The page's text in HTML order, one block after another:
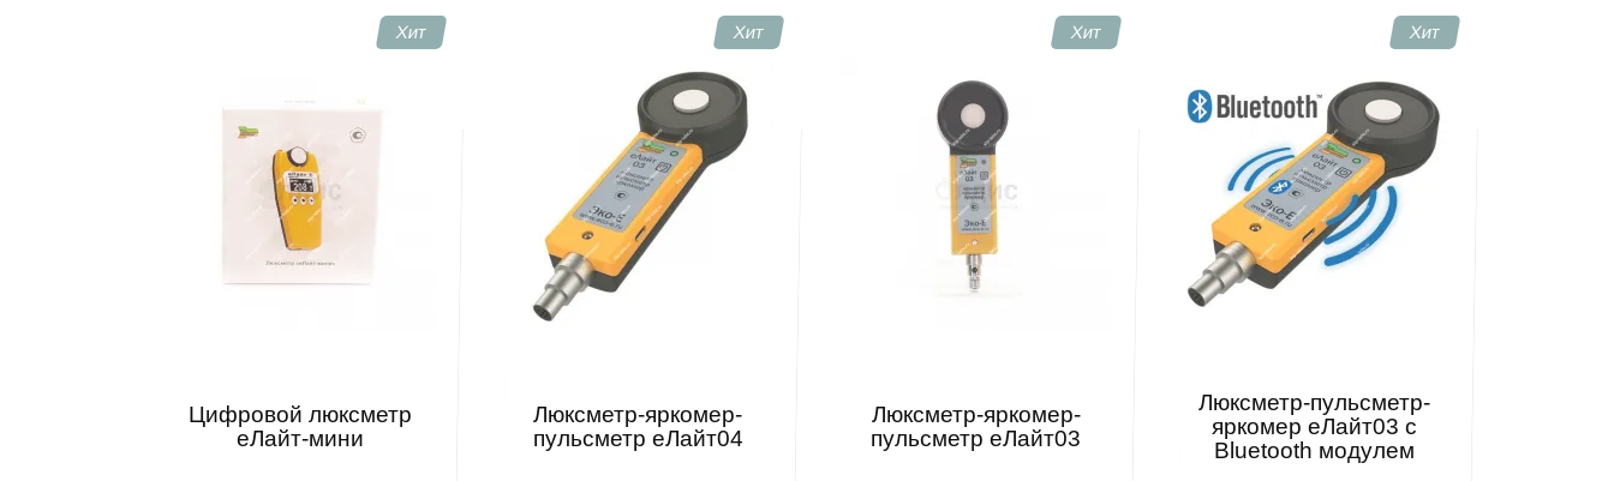
Хит
Цифровой люксметр
еЛайт-мини
Хит
Люксметр-яркомер-
пульсметр еЛайт04
Хит
Люксметр-яркомер-
пульсметр еЛайт03
Хит
Люксметр-пульсметр-
яркомер еЛайт03 c
Bluetooth модулем